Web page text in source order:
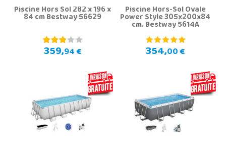
Piscine Hors Sol 282 x 196 x
84 cm Bestway 56629
359,94 €
Piscine Hors-Sol Ovale
Power Style 305x200x84
cm. Bestway 5614A
354,00 €